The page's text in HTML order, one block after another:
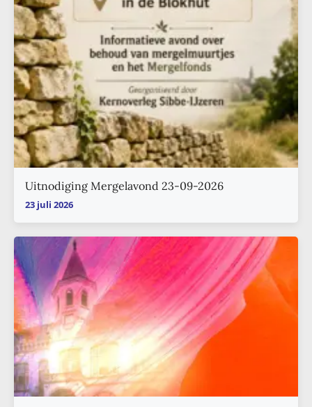
Uitnodiging Mergelavond 23-09-2026
23 juli 2026